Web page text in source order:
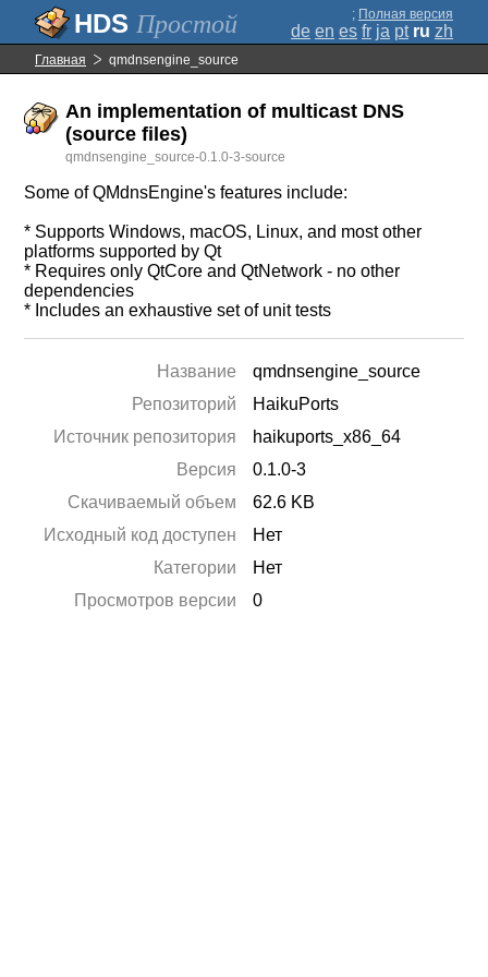
Простой ; Полная версия
de en es fr ja pt ru zh
Главная qmdnsengine_source
An implementation of multicast DNS
(source files)
qmdnsengine_source-0.1.0-3-source
Some of QMdnsEngine's features include:
* Supports Windows, macOS, Linux, and most other
platforms supported by Qt
* Requires only QtCore and QtNetwork - no other
dependencies
* Includes an exhaustive set of unit tests
Название
qmdnsengine_source
Репозиторий
HaikuPorts
Источник репозитория
haikuports_x86_64
Версия
0.1.0-3
Скачиваемый объем
62.6 KB
Исходный код доступен
Нет
Категории
Нет
Просмотров версии
0